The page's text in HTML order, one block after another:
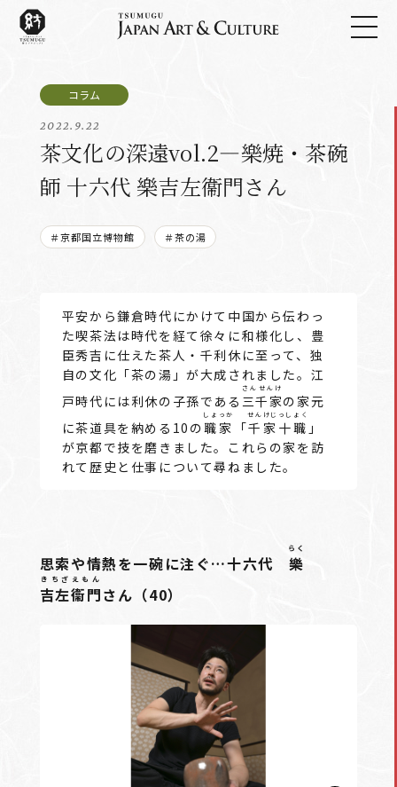
2022.9.22
茶文化の深遠vol.2―樂焼・茶碗
師 十六代 樂吉左衞門さん
＃京都国立博物館 ＃茶の湯
平安から鎌倉時代にかけて中国から伝わっ
た喫茶法は時代を経て徐々に和様化し、豊
臣秀吉に仕えた茶人・千利休に至って、独
自の文化「茶の湯」が大成されました。江
戸時代には利休の子孫である 三千家
さんせんけ
の家元
に茶道具を納める10の職家
しょっか
「千家十職
せんけじっしょく
」
が京都で技を磨きました。これらの家を訪
れて歴史と仕事について尋ねました。
思索や情熱を一碗に注ぐ…十六代樂
らく
吉左衞門
きちざえもん
さん（40）